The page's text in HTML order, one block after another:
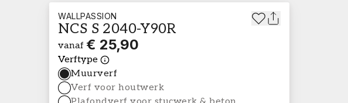
WALLPASSION
NCS S 2040-Y90R
vanaf € 25,90
Verftype
Muurverf
Verf voor houtwerk